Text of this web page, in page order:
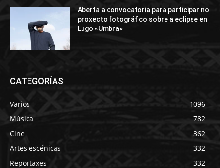
Aberta a convocatoria para participar no
proxecto fotográfico sobre a eclipse en
Lugo «Umbra»
CATEGORÍAS
Varios
1096
Música
782
Cine
362
Artes escénicas
332
Reportaxes
332